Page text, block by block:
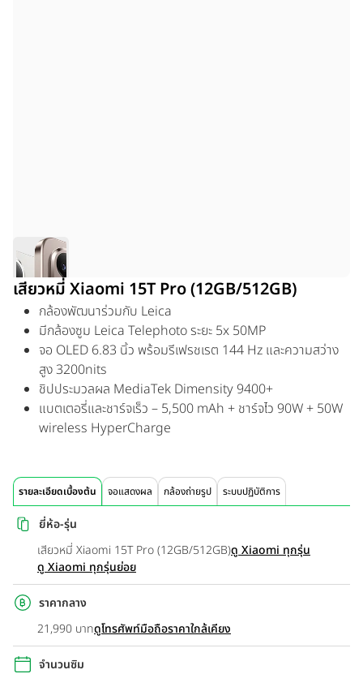
เสียวหมี่ Xiaomi 15T Pro (12GB/512GB)
กล้องพัฒนาร่วมกับ Leica
มีกล้องซูม Leica Telephoto ระยะ 5x 50MP
จอ OLED 6.83 นิ้ว พร้อมรีเฟรชเรต 144 Hz และความสว่าง
สูง 3200nits
ชิปประมวลผล MediaTek Dimensity 9400+
แบตเตอรี่และชาร์จเร็ว – 5,500 mAh + ชาร์จไว 90W + 50W
wireless HyperCharge
รายละเอียดเบื้องต้น จอแสดงผล กล้องถ่ายรูป ระบบปฏิบัติการ
ยี่ห้อ-รุ่น
เสียวหมี่ Xiaomi 15T Pro (12GB/512GB)ดู Xiaomi ทุกรุ่น
ดู Xiaomi ทุกรุ่นย่อย
ราคากลาง
21,990 บาทดูโทรศัพท์มือถือราคาใกล้เคียง
จำนวนซิม